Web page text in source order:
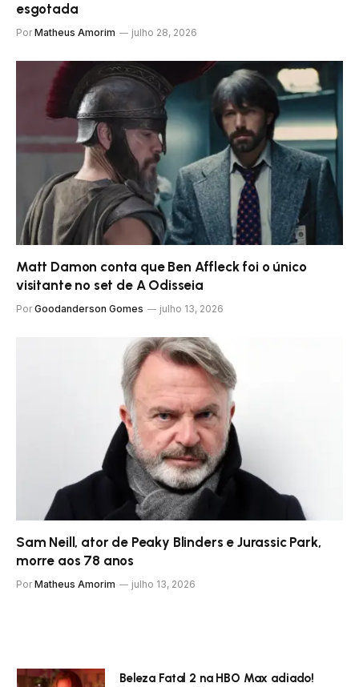
esgotada
Por Matheus Amorim julho 28, 2026
Matt Damon conta que Ben Affleck foi o único
visitante no set de A Odisseia
Por Goodanderson Gomes julho 13, 2026
Sam Neill, ator de Peaky Blinders e Jurassic Park,
morre aos 78 anos
Por Matheus Amorim julho 13, 2026
Beleza Fatal 2 na HBO Max adiado!